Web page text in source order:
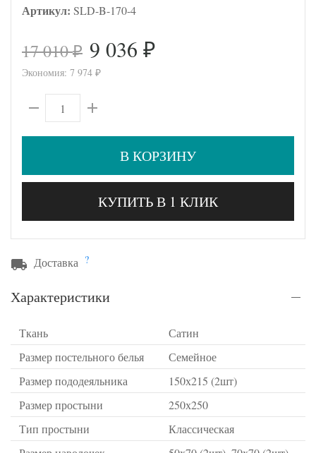
Артикул: SLD-B-170-4
17 010₽ 9 036 ₽
Экономия: 7 974 ₽
В КОРЗИНУ
КУПИТЬ В 1 КЛИК
Доставка ?
Характеристики
Ткань
Сатин
Размер постельного белья
Семейное
Размер пододеяльника
150х215 (2шт)
Размер простыни
250х250
Тип простыни
Классическая